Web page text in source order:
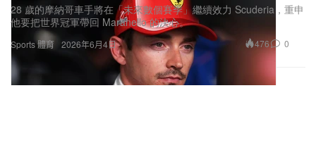
Sports 體育
28 歲的摩納哥車手將在「未來數個賽季」繼續效力 Scuderia，重申
他要把世界冠軍帶回 Maranello 的決心。
2026年6月4日 476 0